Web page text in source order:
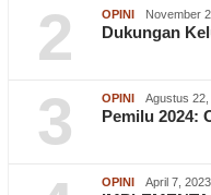
2 OPINI November
Dukungan
3 OPINI Agustus 22,
Pemilu 2024:
OPINI April 7, 2023